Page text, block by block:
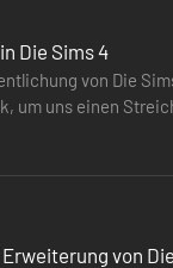
Die Sims 4
von Die
um uns einen
von